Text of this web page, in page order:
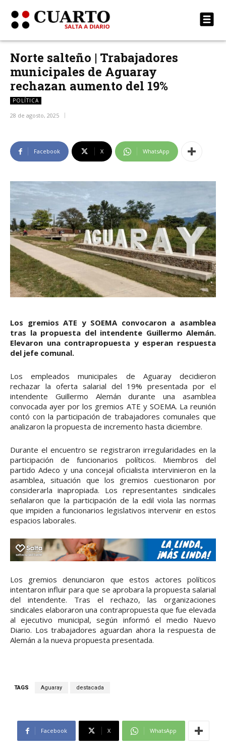
Norte salteño | Trabajadores
municipales de Aguaray
rechazan aumento del 19%
POLÍTICA
28 de agosto, 2025
Facebook X WhatsApp
Los gremios ATE y SOEMA convocaron a asamblea
tras la propuesta del intendente Guillermo Alemán.
Elevaron una contrapropuesta y esperan respuesta
del jefe comunal.
Los empleados municipales de Aguaray decidieron
rechazar la oferta salarial del 19% presentada por el
intendente Guillermo Alemán durante una asamblea
convocada ayer por los gremios ATE y SOEMA. La reunión
contó con la participación de trabajadores comunales que
analizaron la propuesta de incremento hasta diciembre.
Durante el encuentro se registraron irregularidades en la
participación de funcionarios políticos. Miembros del
partido Adeco y una concejal oficialista intervinieron en la
asamblea, situación que los gremios cuestionaron por
considerarla inapropiada. Los representantes sindicales
señalaron que la participación de la edil viola las normas
que impiden a funcionarios legislativos intervenir en estos
espacios laborales.
Los gremios denunciaron que estos actores políticos
intentaron influir para que se aprobara la propuesta salarial
del intendente. Tras el rechazo, las organizaciones
sindicales elaboraron una contrapropuesta que fue elevada
al ejecutivo municipal, según informó el medio Nuevo
Diario. Los trabajadores aguardan ahora la respuesta de
Alemán a la nueva propuesta presentada.
TAGS Aguaray destacada
Facebook X WhatsApp